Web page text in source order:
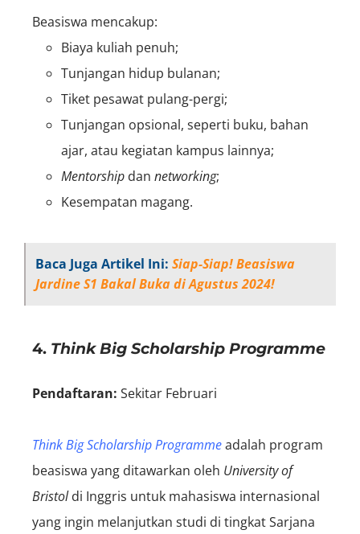
Beasiswa mencakup:
Biaya kuliah penuh;
Tunjangan hidup bulanan;
Tiket pesawat pulang-pergi;
Tunjangan opsional, seperti buku, bahan
ajar, atau kegiatan kampus lainnya;
Mentorship dan networking;
Kesempatan magang.
Baca Juga Artikel Ini: Siap-Siap! Beasiswa
Jardine S1 Bakal Buka di Agustus 2024!
4. Think Big Scholarship Programme
Pendaftaran: Sekitar Februari
Think Big Scholarship Programmeadalah program
beasiswa yang ditawarkan oleh University of
Bristoldi Inggris untuk mahasiswa internasional
yang ingin melanjutkan studi di tingkat Sarjana